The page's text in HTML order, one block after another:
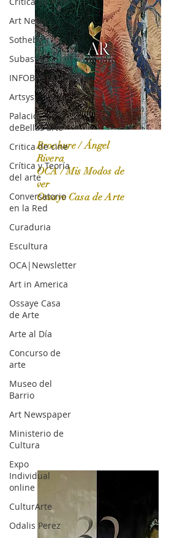
Art News
Sotheby's
Subasta
INFOBAE|AMERICA
Artsys
Palacio
deBellas arte
Critica de cine
Crítica y Teoría
del arte
Conversatorio
en la Red
Curaduria
Escultura
OCA|Newsletter
Art in America
Ossaye Casa
de Arte
Arte al Día
Concurso de
arte
Museo del
Barrio
Art Newspaper
Ministerio de
Cultura
Expo
Individual
online
CulturArte
Odalis Perez
OCA|News 31 / Marzo-Abril / 2024
Brochure / Ángel
Rivera
OCA / Mis Modos de
ver
Ossaye Casa de Arte